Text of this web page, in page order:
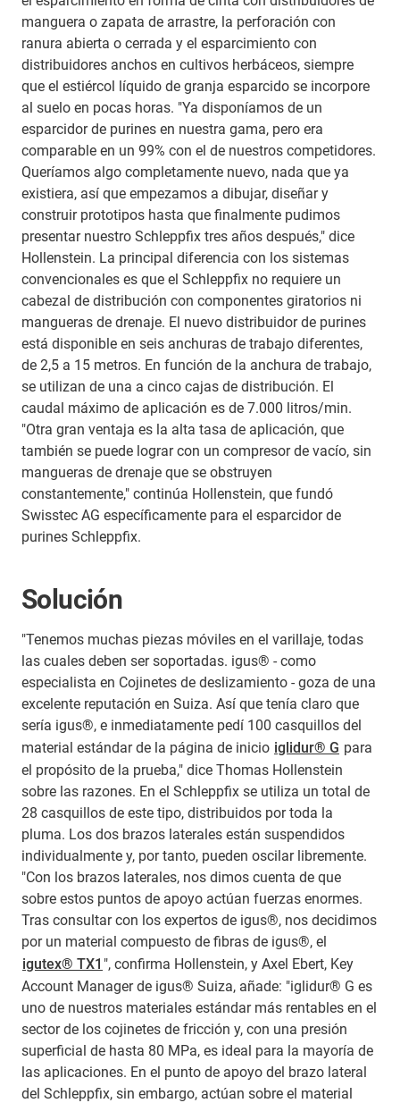
manguera o zapata de arrastre, la perforación con
ranura abierta o cerrada y el esparcimiento con
distribuidores anchos en cultivos herbáceos, siempre
que el estiércol líquido de granja esparcido se incorpore
al suelo en pocas horas. "Ya disponíamos de un
esparcidor de purines en nuestra gama, pero era
comparable en un 99% con el de nuestros competidores.
Queríamos algo completamente nuevo, nada que ya
existiera, así que empezamos a dibujar, diseñar y
construir prototipos hasta que finalmente pudimos
presentar nuestro Schleppfix tres años después," dice
Hollenstein. La principal diferencia con los sistemas
convencionales es que el Schleppfix no requiere un
cabezal de distribución con componentes giratorios ni
mangueras de drenaje. El nuevo distribuidor de purines
está disponible en seis anchuras de trabajo diferentes,
de 2,5 a 15 metros. En función de la anchura de trabajo,
se utilizan de una a cinco cajas de distribución. El
caudal máximo de aplicación es de 7.000 litros/min.
"Otra gran ventaja es la alta tasa de aplicación, que
también se puede lograr con un compresor de vacío, sin
mangueras de drenaje que se obstruyen
constantemente," continúa Hollenstein, que fundó
Swisstec AG específicamente para el esparcidor de
purines Schleppfix.
Solución
"Tenemos muchas piezas móviles en el varillaje, todas
las cuales deben ser soportadas. igus® - como
especialista en Cojinetes de deslizamiento - goza de una
excelente reputación en Suiza. Así que tenía claro que
sería igus®, e inmediatamente pedí 100 casquillos del
material estándar de la página de inicio iglidur® G para
el propósito de la prueba," dice Thomas Hollenstein
sobre las razones. En el Schleppfix se utiliza un total de
28 casquillos de este tipo, distribuidos por toda la
pluma. Los dos brazos laterales están suspendidos
individualmente y, por tanto, pueden oscilar libremente.
"Con los brazos laterales, nos dimos cuenta de que
sobre estos puntos de apoyo actúan fuerzas enormes.
Tras consultar con los expertos de igus®, nos decidimos
por un material compuesto de fibras de igus®, el
igutex® TX1 ", confirma Hollenstein, y Axel Ebert, Key
Account Manager de igus® Suiza, añade: "iglidur® G es
uno de nuestros materiales estándar más rentables en el
sector de los cojinetes de fricción y, con una presión
superficial de hasta 80 MPa, es ideal para la mayoría de
las aplicaciones. En el punto de apoyo del brazo lateral
del Schleppfix, sin embargo, actúan sobre el material